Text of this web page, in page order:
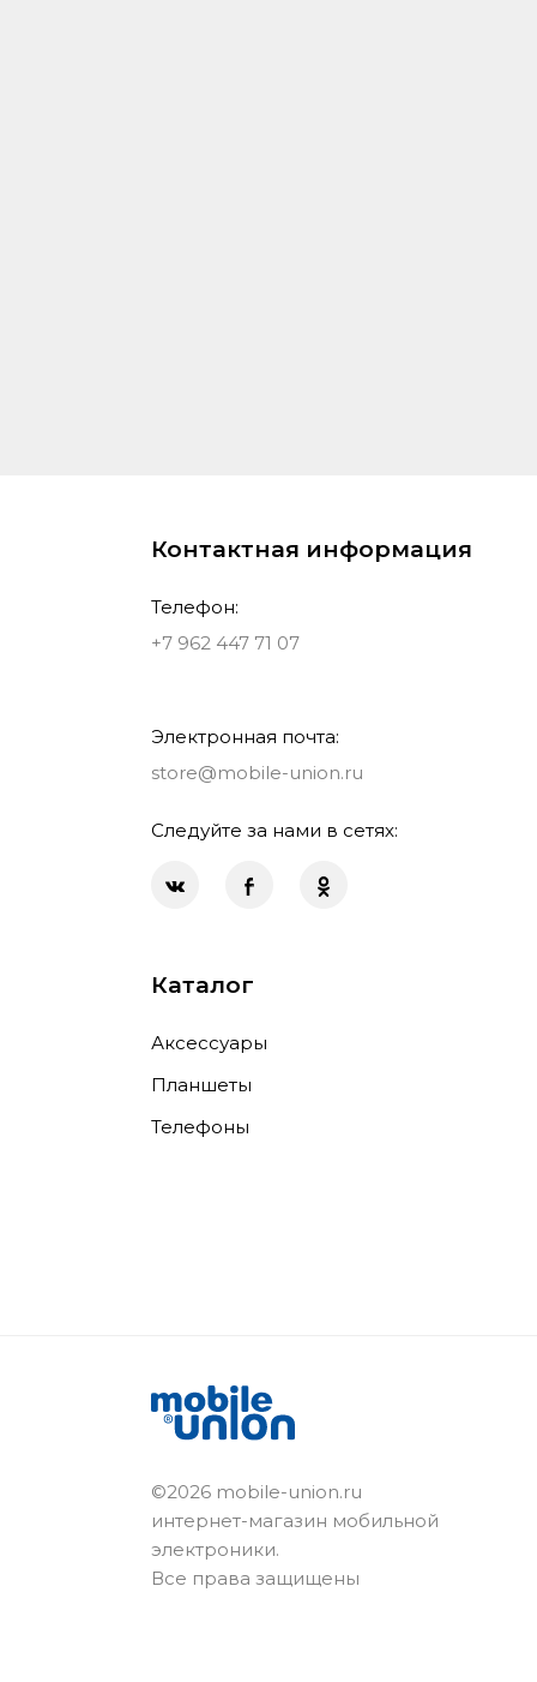
Контактная информация
Телефон:
+7 962 447 71 07
Электронная почта:
store@mobile-union.ru
Следуйте за нами в сетях:
Каталог
Аксессуары
Планшеты
Телефоны
©2026 mobile-union.ru
интернет-магазин мобильной
электроники.
Все права защищены